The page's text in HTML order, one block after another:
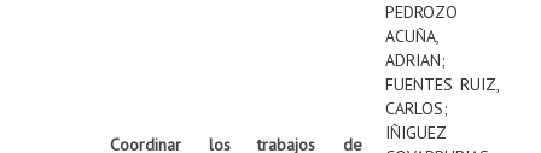
Coordinar los trabajos de
PEDROZO
ACUÑA,
ADRIAN;
FUENTES RUIZ,
CARLOS;
IÑIGUEZ